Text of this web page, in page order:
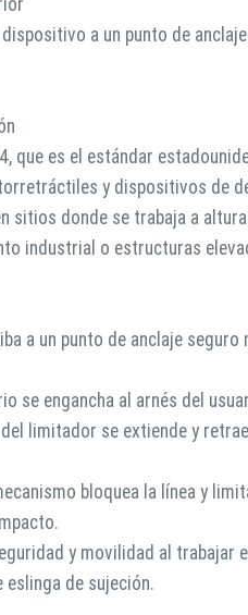
a un punto de
que es el estándar
y dispositivos de
sitios donde se trabaja a
industrial o estructuras
a un punto de anclaje seguro
se engancha al arnés del
limitador se extiende y
bloquea la línea y
y movilidad al trabajar
eslinga de sujeción.